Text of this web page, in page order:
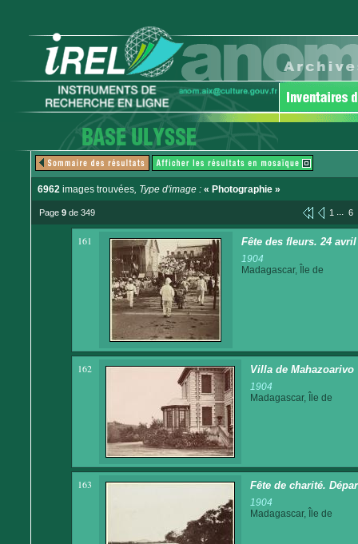
6962 images trouvées, Type d'image : « Photographie »
Page 9 de 349 1 ... 6
161 Fête des fleurs. 24 avril
1904
Madagascar, Île de
162 Villa de Mahazoarivo
1904
Madagascar, Île de
163 Fête de charité.
1904
Madagascar, Île de